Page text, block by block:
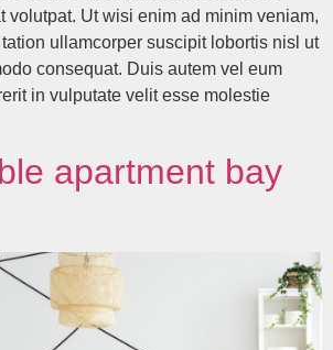
volutpat. Ut wisi enim ad minim veniam,
ullamcorper suscipit lobortis nisl ut
consequat. Duis autem vel eum
in vulputate velit esse molestie
apartment bay